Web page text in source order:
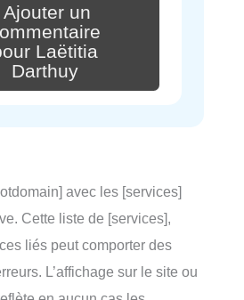
Ajouter un
Laëtitia
Darthuy
avec les [services]
Cette liste de [services],
liés peut comporter des
L’affichage sur le site ou